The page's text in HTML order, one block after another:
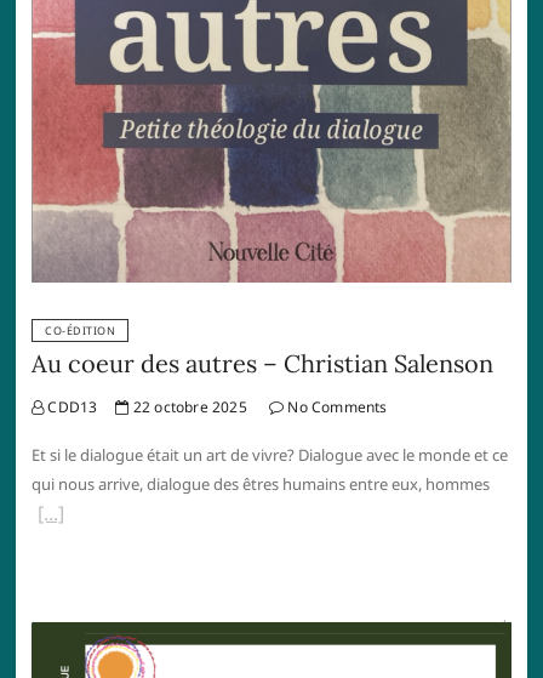
CO-ÉDITION
Au coeur des autres – Christian Salenson
CDD13 22 octobre 2025 No Comments
Et si le dialogue était un art de vivre? Dialogue avec le monde et ce
qui nous arrive, dialogue des êtres humains entre eux, hommes